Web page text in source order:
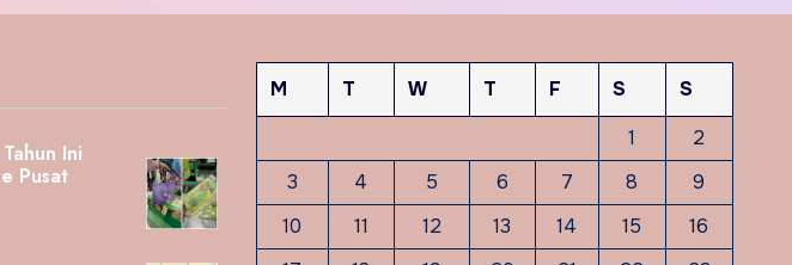
Ini
Pusat
M T W T F S
S
1
2
3
4 5 6 7 8
9
10
11 12 13 14 15
16